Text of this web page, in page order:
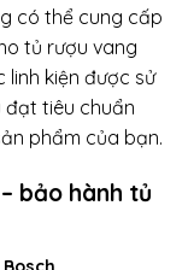
có thể cung cấp
tủ rượu vang
kiện được sử
tiêu chuẩn
phẩm của bạn.
bảo hành tủ